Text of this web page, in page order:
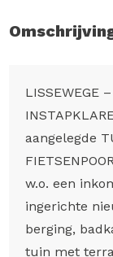
LISSEWEGE
aangelegde
w.o. een
ingerichte
berging,
tuin met